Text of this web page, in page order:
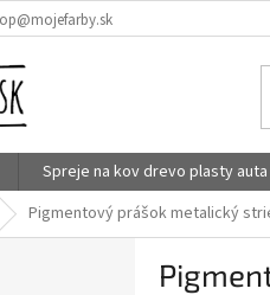
Spreje na kov drevo plasty auta
Pigmentový prášok metalický